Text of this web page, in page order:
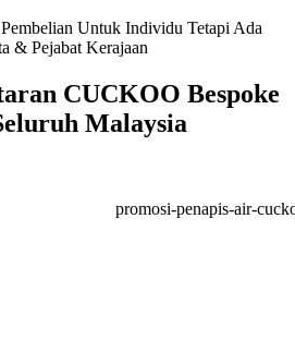
Untuk Individu Tetapi Ada
& Pejabat Kerajaan
CUCKOO Bespoke
Malaysia